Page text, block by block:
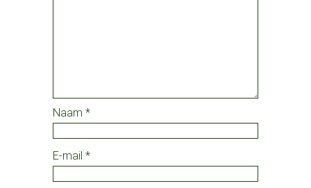
Naam *
E-mail *